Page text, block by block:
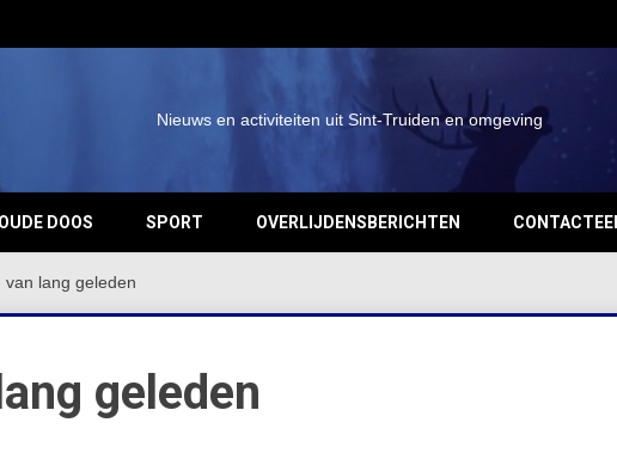
Nieuws en activiteiten uit Sint-Truiden en omgeving
DOOS SPORT OVERLIJDENSBERICHTEN
van lang geleden
geleden